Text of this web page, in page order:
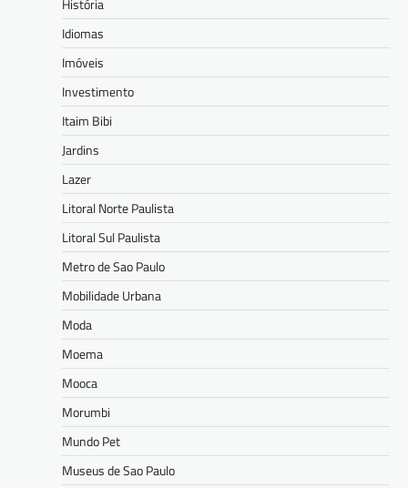
Idiomas
Imóveis
Investimento
Itaim Bibi
Jardins
Lazer
Litoral Norte Paulista
Litoral Sul Paulista
Metro de Sao Paulo
Mobilidade Urbana
Moda
Moema
Mooca
Morumbi
Mundo Pet
Museus de Sao Paulo